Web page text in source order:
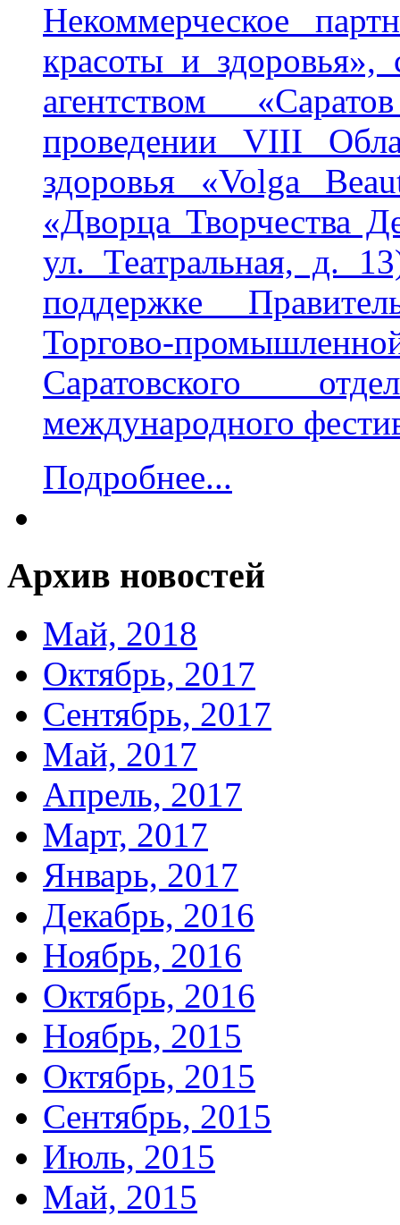
Некоммерческое
красоты и
агентством
проведении VIII
здоровья «Volga
«Дворца Творчества
ул. Театральная, д.
поддержке
Торгово-
Саратовского
международного
Подробнее...
Архив новостей
Май, 2018
Октябрь, 2017
Сентябрь, 2017
Май, 2017
Апрель, 2017
Март, 2017
Январь, 2017
Декабрь, 2016
Ноябрь, 2016
Октябрь, 2016
Ноябрь, 2015
Октябрь, 2015
Сентябрь, 2015
Июль, 2015
Май, 2015